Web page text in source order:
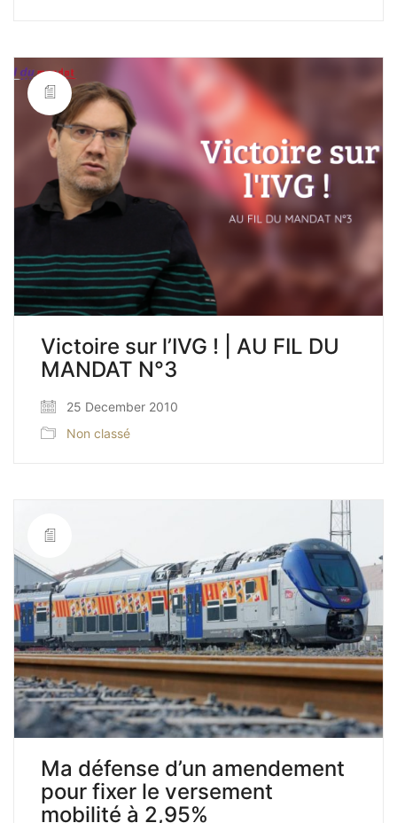
Victoire sur l’IVG ! | AU FIL DU
MANDAT N°3
25 December 2010
Non classé
Ma défense d’un amendement
pour fixer le versement
mobilité à 2,95%